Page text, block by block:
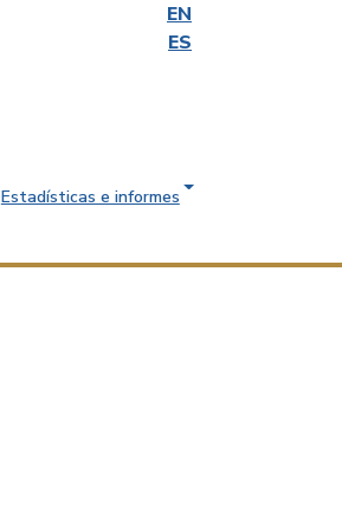
EN
ES
Estadísticas e informes